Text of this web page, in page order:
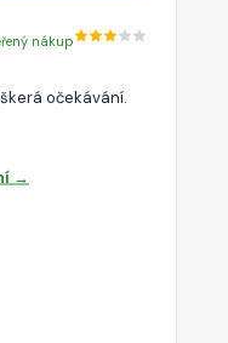
nákup
očekávání.
→